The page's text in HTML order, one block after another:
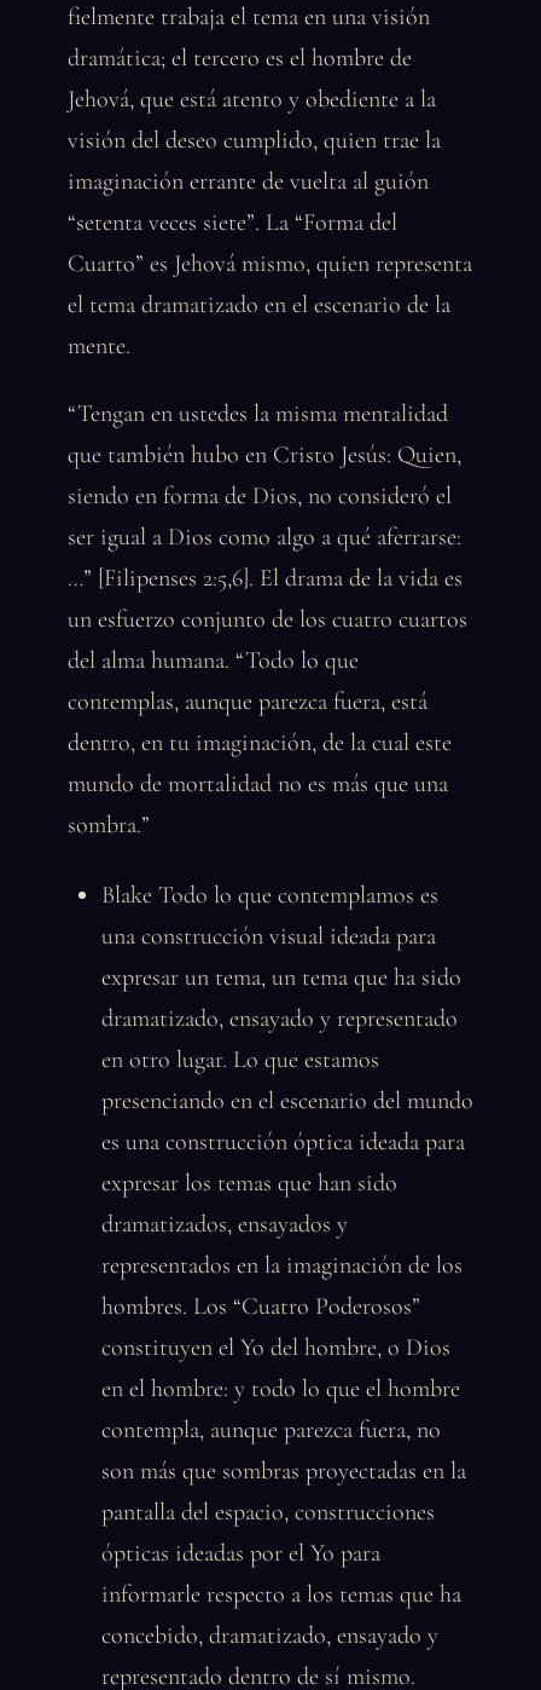
fielmente trabaja el tema en una visión
dramática; el tercero es el hombre de
Jehová, que está atento y obediente a la
visión del deseo cumplido, quien trae la
imaginación errante de vuelta al guión
“setenta veces siete”. La “Forma del
Cuarto” es Jehová mismo, quien representa
el tema dramatizado en el escenario de la
mente.
“Tengan en ustedes la misma mentalidad
que también hubo en Cristo Jesús: Quien,
siendo en forma de Dios, no consideró el
ser igual a Dios como algo a qué aferrarse:
…” [Filipenses 2:5,6]. El drama de la vida es
un esfuerzo conjunto de los cuatro cuartos
del alma humana. “Todo lo que
contemplas, aunque parezca fuera, está
dentro, en tu imaginación, de la cual este
mundo de mortalidad no es más que una
sombra.”
Blake Todo lo que contemplamos es
una construcción visual ideada para
expresar un tema, un tema que ha sido
dramatizado, ensayado y representado
en otro lugar. Lo que estamos
presenciando en el escenario del mundo
es una construcción óptica ideada para
expresar los temas que han sido
dramatizados, ensayados y
representados en la imaginación de los
hombres. Los “Cuatro Poderosos”
constituyen el Yo del hombre, o Dios
en el hombre: y todo lo que el hombre
contempla, aunque parezca fuera, no
son más que sombras proyectadas en la
pantalla del espacio, construcciones
ópticas ideadas por el Yo para
informarle respecto a los temas que ha
concebido, dramatizado, ensayado y
representado dentro de sí mismo.